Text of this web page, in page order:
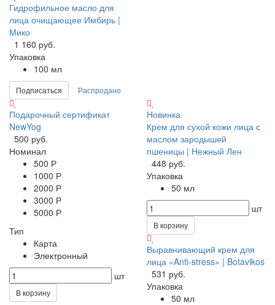
Гидрофильное масло для
лица очищающее Имбирь |
Мико
1 160 руб.
Упаковка
100 мл
Подписаться Распродано
Подарочный сертификат
NewYog
500 руб.
Номинал
500 Р
1000 Р
2000 Р
3000 Р
5000 Р
Тип
Карта
Электронный
шт
В корзину
Новинка
Крем для сухой кожи лица с
маслом зародышей
пшеницы | Нежный Лен
448 руб.
Упаковка
50 мл
шт
В корзину
Выравнивающий крем для
лица «Anti-stress» | Botavikos
531 руб.
Упаковка
50 мл